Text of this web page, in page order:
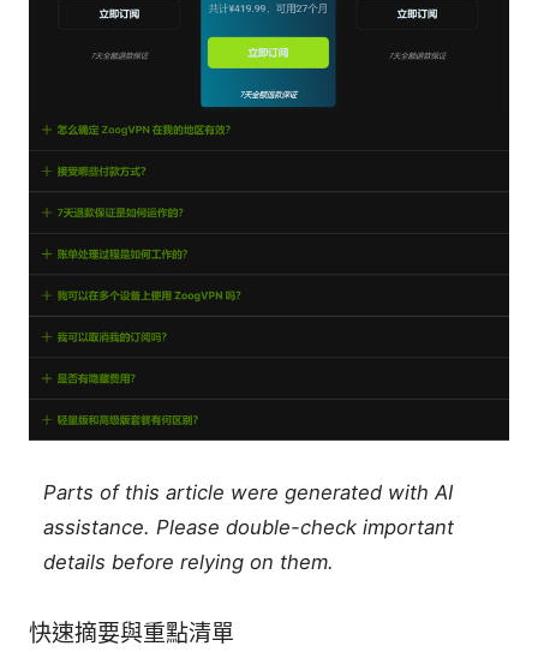
Parts of this article were generated with AI
assistance. Please double-check important
details before relying on them.
快速摘要與重點清單